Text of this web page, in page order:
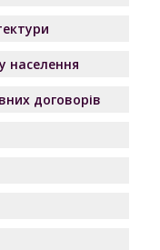
населення
договорів